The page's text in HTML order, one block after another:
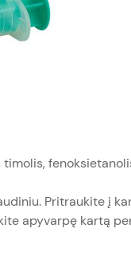
Pritraukite į
apyvarpę kartą